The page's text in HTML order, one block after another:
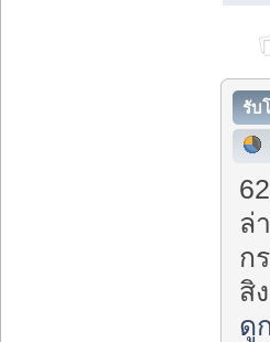
รับ
ล่
ก
สิ
ดู